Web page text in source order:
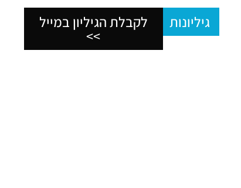
גיליונות לקבלת הגיליון במייל
>>